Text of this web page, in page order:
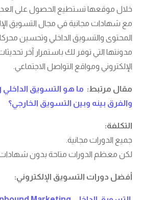
خلال موقعها تستطيع الحصول على
مع شهادات مجانية في مجال التسويق
المحتوى والتسويق الداخلي وتحسين
مدونتها التي توفر لك باستمرار آخر
الإلكتروني ومواقع التواصل الاجتماعي.
مقال مرتبط:
والفرق بينه وبين التسويق الخارجي؟
التكلفة:
جميع الدورات مجانية.
لكن معظم الدورات متاحة بدون
أفضل دورات التسويق الإلكتروني: